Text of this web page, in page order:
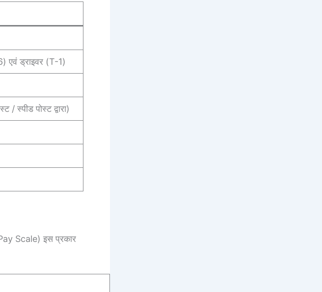
एवं ड्राइवर (T-1)
/ स्पीड पोस्ट द्वारा)
Scale) इस प्रकार